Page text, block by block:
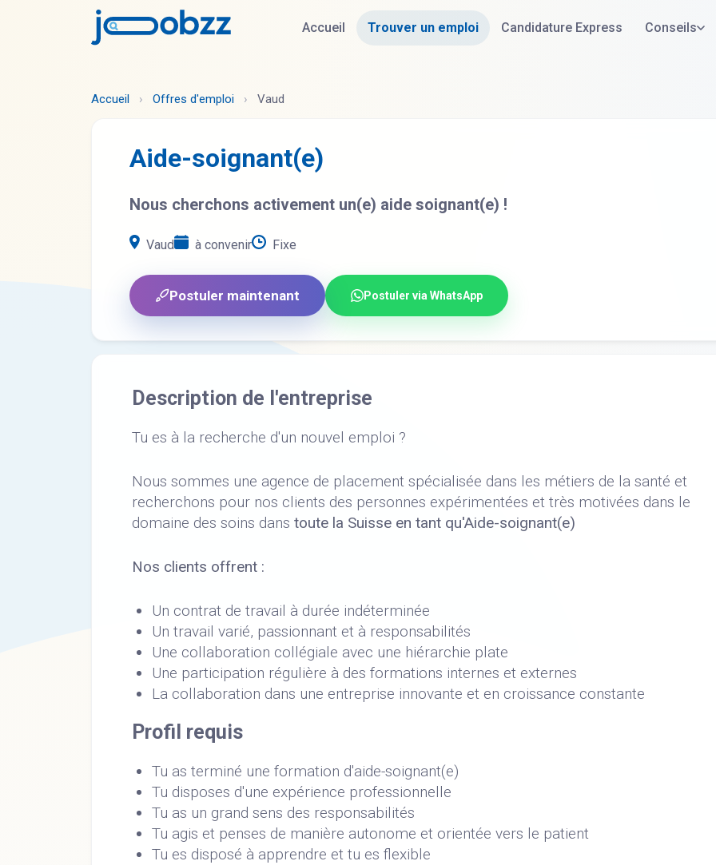
Accueil Trouver un emploi Candidature Express Conseils
Accueil › Offres d'emploi › Vaud
Aide-soignant(e)
Nous cherchons activement un(e) aide soignant(e) !
Vaud à convenir Fixe
Postuler maintenant Postuler via WhatsApp
Description de l'entreprise
Tu es à la recherche d'un nouvel emploi ?
Nous sommes une agence de placement spécialisée dans les métiers de la santé et
recherchons pour nos clients des personnes expérimentées et très motivées dans le
domaine des soins dans toute la Suisse en tant qu'Aide-soignant(e)
Nos clients offrent :
Un contrat de travail à durée indéterminée
Un travail varié, passionnant et à responsabilités
Une collaboration collégiale avec une hiérarchie plate
Une participation régulière à des formations internes et externes
La collaboration dans une entreprise innovante et en croissance constante
Profil requis
Tu as terminé une formation d'aide-soignant(e)
Tu disposes d'une expérience professionnelle
Tu as un grand sens des responsabilités
Tu agis et penses de manière autonome et orientée vers le patient
Tu es disposé à apprendre et tu es flexible